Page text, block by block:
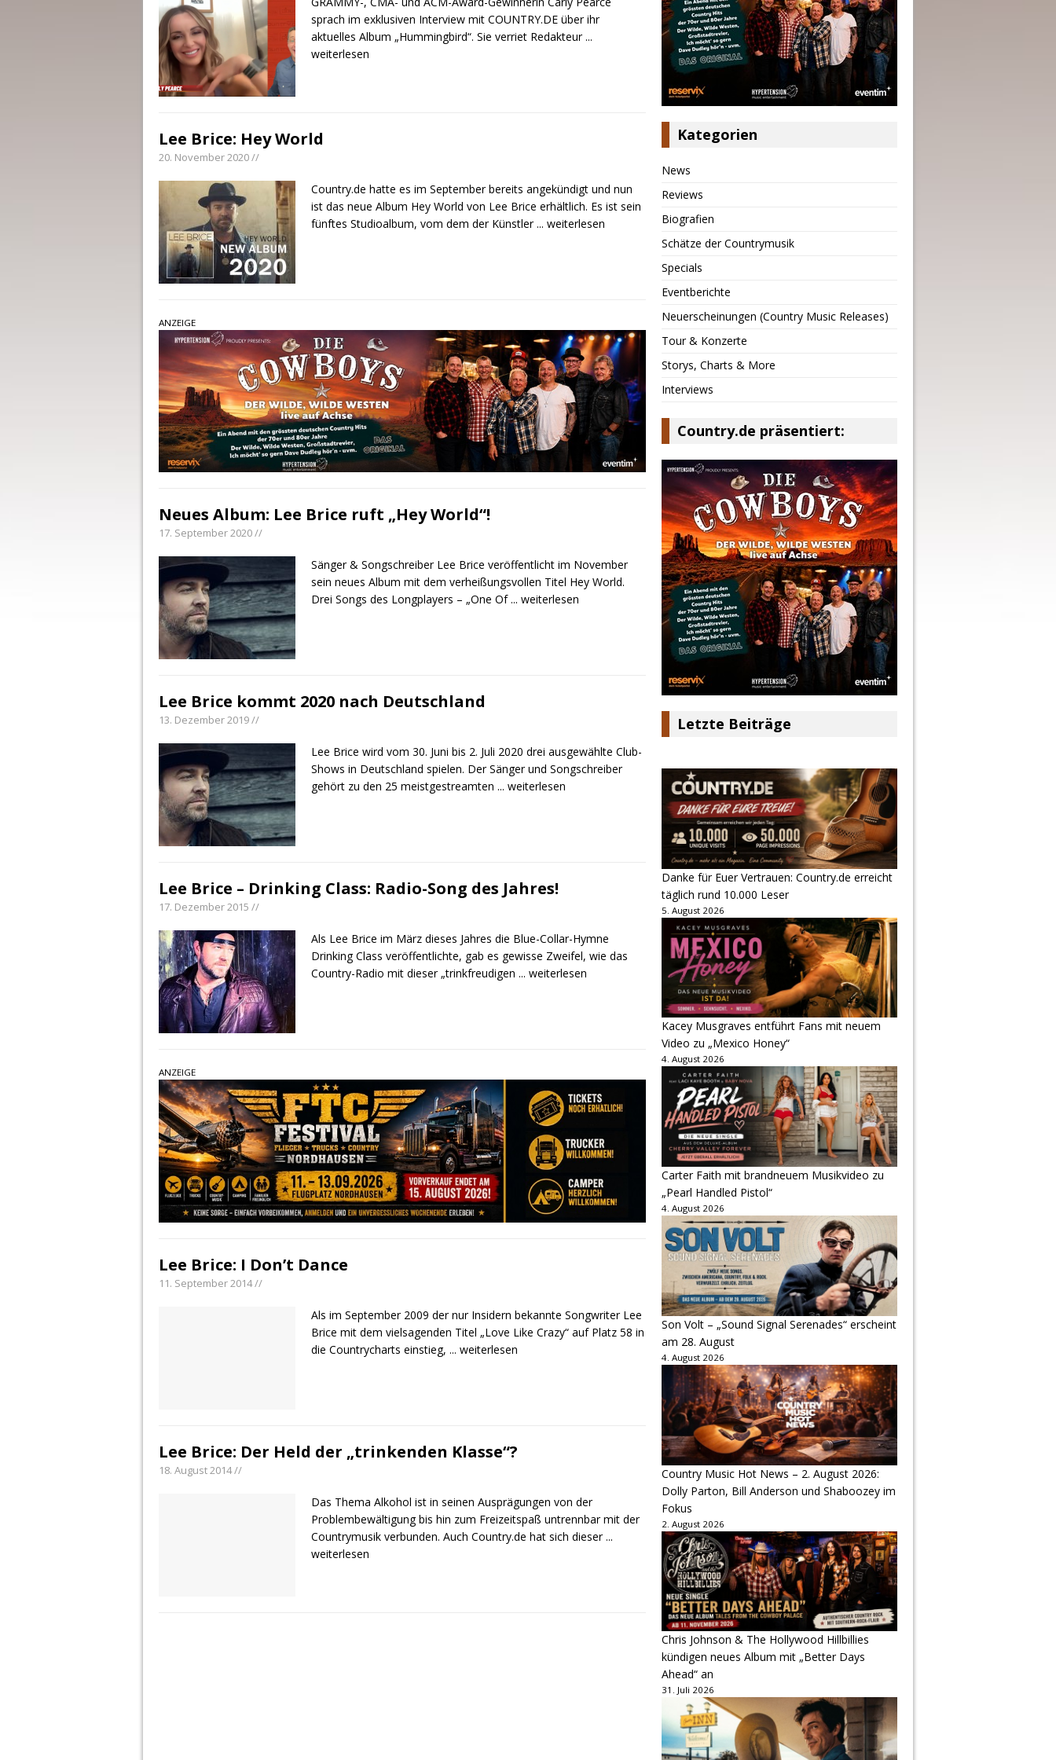
sprach im exklusiven Interview mit COUNTRY.DE über ihr
aktuelles Album „Hummingbird“. Sie verriet Redakteur...
weiterlesen
Lee Brice: Hey World
20. November 2020 //
Country.de hatte es im September bereits angekündigt und nun
ist das neue Album Hey World von Lee Brice erhältlich. Es ist sein
fünftes Studioalbum, vom dem der Künstler... weiterlesen
ANZEIGE
Neues Album: Lee Brice ruft „Hey World“!
17. September 2020 //
Sänger & Songschreiber Lee Brice veröffentlicht im November
sein neues Album mit dem verheißungsvollen Titel Hey World.
Drei Songs des Longplayers – „One Of... weiterlesen
Lee Brice kommt 2020 nach Deutschland
13. Dezember 2019 //
Lee Brice wird vom 30. Juni bis 2. Juli 2020 drei ausgewählte Club-
Shows in Deutschland spielen. Der Sänger und Songschreiber
gehört zu den 25 meistgestreamten ... weiterlesen
Lee Brice – Drinking Class: Radio-Song des Jahres!
17. Dezember 2015 //
Als Lee Brice im März dieses Jahres die Blue-Collar-Hymne
Drinking Class veröffentlichte, gab es gewisse Zweifel, wie das
Country-Radio mit dieser „trinkfreudigen ... weiterlesen
ANZEIGE
Lee Brice: I Don’t Dance
11. September 2014 //
Als im September 2009 der nur Insidern bekannte Songwriter Lee
Brice mit dem vielsagenden Titel „Love Like Crazy“ auf Platz 58 in
die Countrycharts einstieg, ... weiterlesen
Lee Brice: Der Held der „trinkenden Klasse“?
18. August 2014 //
Das Thema Alkohol ist in seinen Ausprägungen von der
Problembewältigung bis hin zum Freizeitspaß untrennbar mit der
Countrymusik verbunden. Auch Country.de hat sich dieser ...
weiterlesen
Kategorien
News
Reviews
Biografien
Schätze der Countrymusik
Specials
Eventberichte
Neuerscheinungen (Country Music Releases)
Tour & Konzerte
Storys, Charts & More
Interviews
Country.de präsentiert:
Letzte Beiträge
Danke für Euer Vertrauen: Country.de erreicht
täglich rund 10.000 Leser
5. August 2026
Kacey Musgraves entführt Fans mit neuem
Video zu „Mexico Honey“
4. August 2026
Carter Faith mit brandneuem Musikvideo zu
„Pearl Handled Pistol“
4. August 2026
Son Volt – „Sound Signal Serenades“ erscheint
am 28. August
4. August 2026
Country Music Hot News – 2. August 2026:
Dolly Parton, Bill Anderson und Shaboozey im
Fokus
2. August 2026
Chris Johnson & The Hollywood Hillbillies
kündigen neues Album mit „Better Days
Ahead“ an
31. Juli 2026